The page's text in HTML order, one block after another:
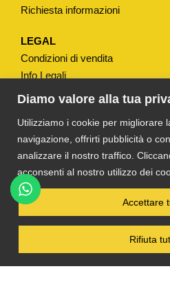
Diamo valore alla tua
Utilizziamo i cookie per migliorare
navigazione, offrirti pubblicità o
analizzare il nostro traffico.
acconsenti al nostro utilizzo dei
Rifiuta
Accettare
Richiesta informazioni
LEGAL
Condizioni di vendita
Info Legali
Note Legali
TS DACOM
S.R.L.
03055900231 ©